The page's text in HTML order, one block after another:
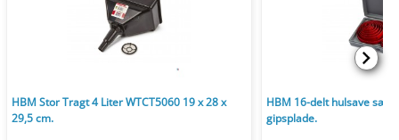
HBM Stor Tragt 4 Liter WTCT5060 19 x 28 x
29,5 cm.
HBM 16-delt hulsave sæt
gipsplade.